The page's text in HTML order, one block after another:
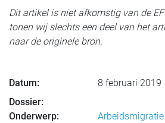
Dit artikel is niet afkomstig van de
tonen wij slechts een deel van het
naar de originele bron.
Datum:
8 februari 2019
Dossier:
Onderwerp:
Arbeidsmigratie